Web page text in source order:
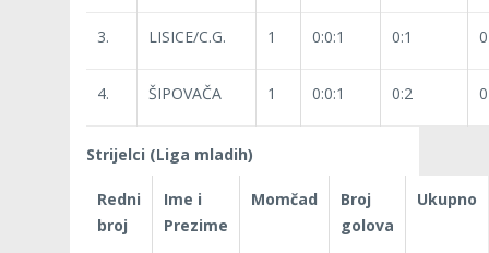
3. LISICE/C.G. 1 0:0:1 0:1 0
4. ŠIPOVAČA 1 0:0:1 0:2 0
Strijelci (Liga mladih)
Redni
broj
Ime i
Prezime
Momčad
Broj
golova
Ukupno